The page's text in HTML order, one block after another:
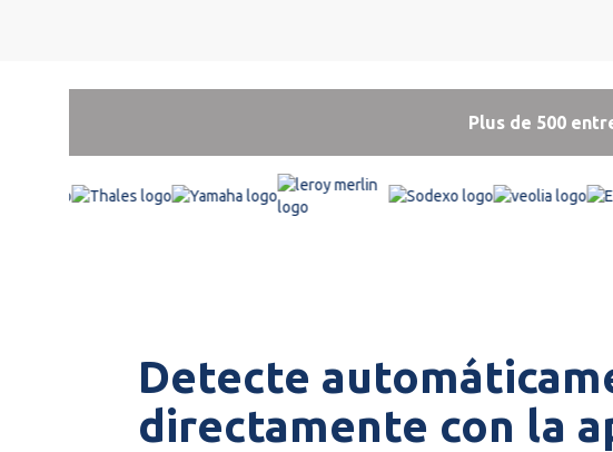
Plus de 500
Detecte
directamente con la